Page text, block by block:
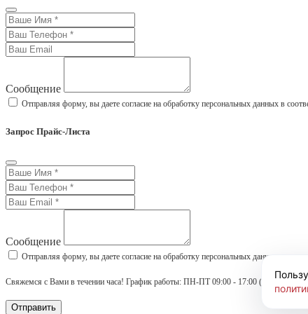
Сообщение
Отправляя форму, вы даете согласие на обработку персональных данных в
Запрос Прайс-Листа
Сообщение
Отправляя форму, вы даете согласие на обработку персональных данных в
Свяжемся с Вами в течении часа! График работы: ПН-ПТ 09:00 - 17:00 (МСК)